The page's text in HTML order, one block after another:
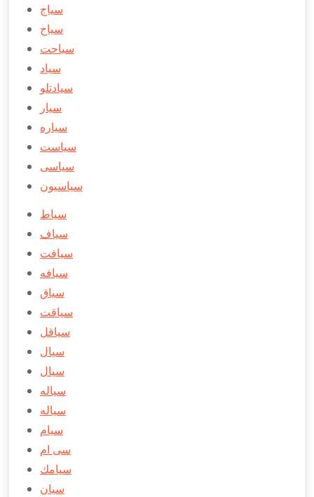
سیاج
سیاح
سیاحت
سیاد
سیادتلو
سیار
سياره
سياست
سياسی
سياسیون
سیاط
سیاف
سیافت
سيافه
سياق
سياقت
سياقل
سيال
سیال
سياله
سیاله
سیام
سی ام
سیامك
سیان